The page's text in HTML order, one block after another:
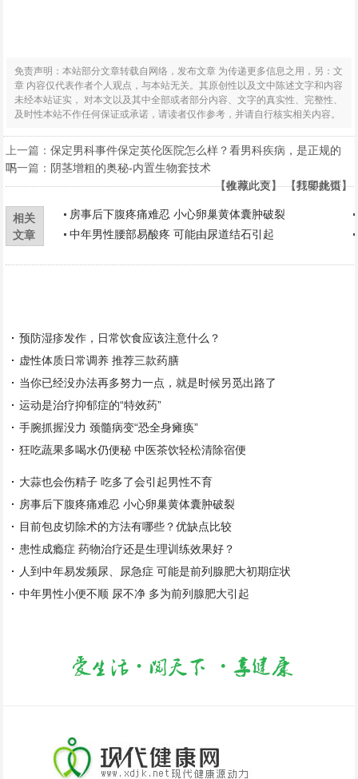
免责声明：本站部分文章转载自网络，发布文章 为传递更多信息之用，另：文
章 内容仅代表作者个人观点，与本站无关。其原创性以及文中陈述文字和内容
未经本站证实， 对本文以及其中全部或者部分内容、文字的真实性、完整性、
及时性本站不作任何保证或承诺，请读者仅作参考，并请自行核实相关内容。
上一篇：保定男科事件保定英伦医院怎么样？看男科疾病，是正规的
吗
下一篇： 阴茎增粗的奥秘-内置生物套技术
【收藏此页】 【打印此页】
【推荐此文】 【我要挑错】
相关
文章
房事后下腹疼痛难忍 小心卵巢黄体囊肿破裂
中年男性腰部易酸疼 可能由尿道结石引起
预防湿疹发作，日常饮食应该注意什么？
虚性体质日常调养 推荐三款药膳
当你已经没办法再多努力一点，就是时候另觅出路了
运动是治疗抑郁症的“特效药”
手腕抓握没力 颈髓病变“恐全身瘫痪”
狂吃蔬果多喝水仍便秘 中医茶饮轻松清除宿便
大蒜也会伤精子 吃多了会引起男性不育
房事后下腹疼痛难忍 小心卵巢黄体囊肿破裂
目前包皮切除术的方法有哪些？优缺点比较
患性成瘾症 药物治疗还是生理训练效果好？
人到中年易发频尿、尿急症 可能是前列腺肥大初期症状
中年男性小便不顺 尿不净 多为前列腺肥大引起